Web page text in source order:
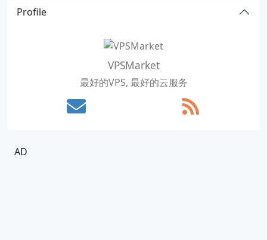
Profile
VPSMarket
最好的VPS, 最好的云服务
AD